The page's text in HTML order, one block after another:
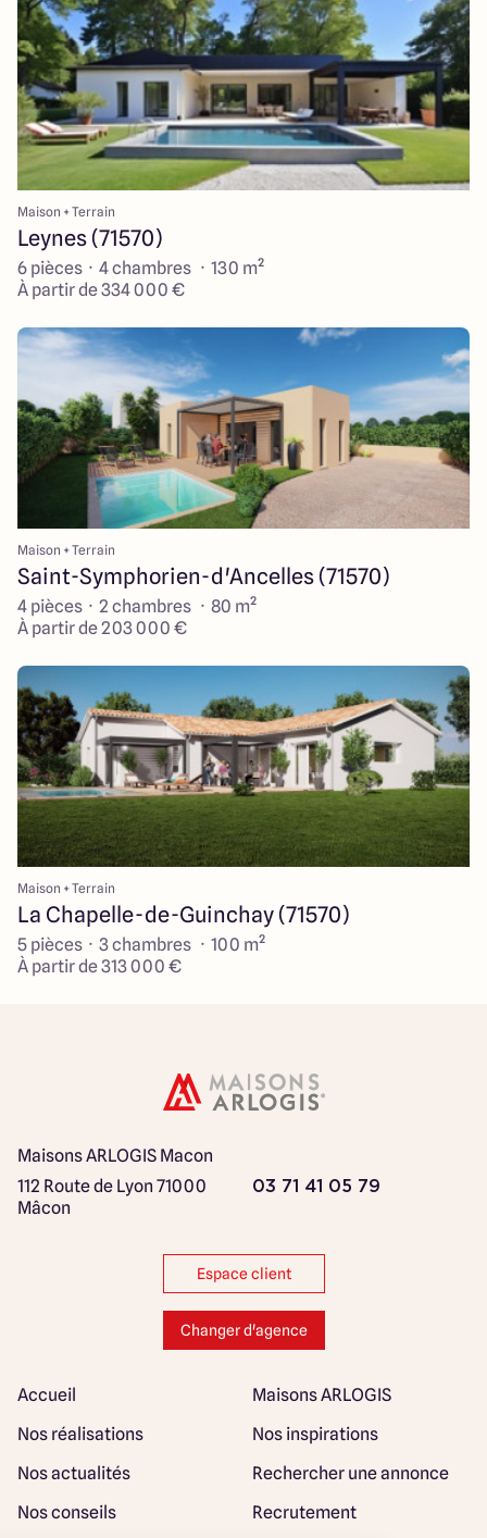
Maison + Terrain
Leynes (71570)
6 pièces · 4 chambres · 130 m²
À partir de 334 000 €
Maison + Terrain
Saint-Symphorien-d'Ancelles (71570)
4 pièces · 2 chambres · 80 m²
À partir de 203 000 €
Maison + Terrain
La Chapelle-de-Guinchay (71570)
5 pièces · 3 chambres · 100 m²
À partir de 313 000 €
Maisons ARLOGIS Macon
112 Route de Lyon 71000
Mâcon
03 71 41 05 79
Espace client
Changer d'agence
Accueil
Maisons ARLOGIS
Nos réalisations
Nos inspirations
Nos actualités
Rechercher une annonce
Nos conseils
Recrutement